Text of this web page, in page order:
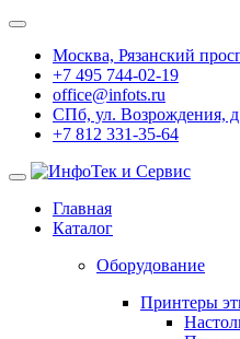
Москва, Рязанский
+7 495 744-02-19
office@infots.ru
СПб, ул. Возрождения,
+7 812 331-35-64
Главная
Каталог
Оборудование
Принтеры